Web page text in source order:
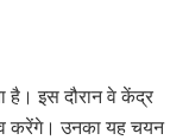
है। इस दौरान वे केंद्र
करेंगे। उनका यह चयन